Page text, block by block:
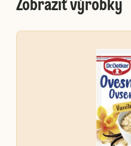
Zobraziť výrobky